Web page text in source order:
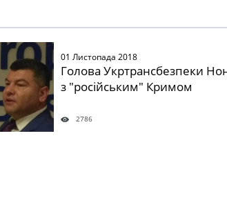
01 Листопада 2018
Голова Укртрансбезпеки
з "російським" Кримом
2786